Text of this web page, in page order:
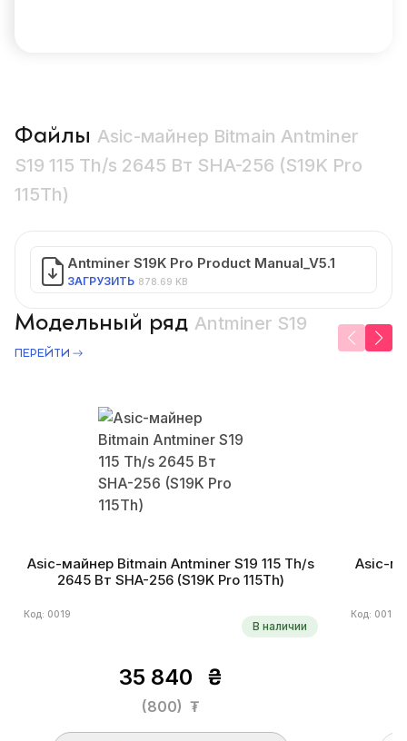
Файлы Asic-майнер Bitmain Antminer
S19 115 Th/s 2645 Вт SHA-256 (S19K Pro
115Th)
Antminer S19K Pro Product Manual_V5.1
ЗАГРУЗИТЬ 878.69 KB
Модельный ряд Antminer S19
ПЕРЕЙТИ
Asic-майнер Bitmain Antminer S19 115 Th/s
2645 Вт SHA-256 (S19K Pro 115Th)
Код: 0019
В наличии
35 840 ₴
(800) ₮
Asic-
Код: 0011